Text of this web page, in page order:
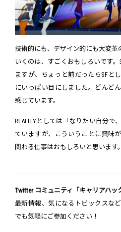
技術的にも、デザイン的にも大変革
いくのは、すごくおもしろいです
ますが、ちょっと前だったらSFと
にいっぱい目にしました。どんど
感じています。
REALITYとしては「なりたい自分で
ていますが、こういうことに興味
関わる仕事はおもしろいと思います。
Twitter コミュニティ「キャリアハッ
最新情報、気になるトピックスな
でも気軽にご参加ください！